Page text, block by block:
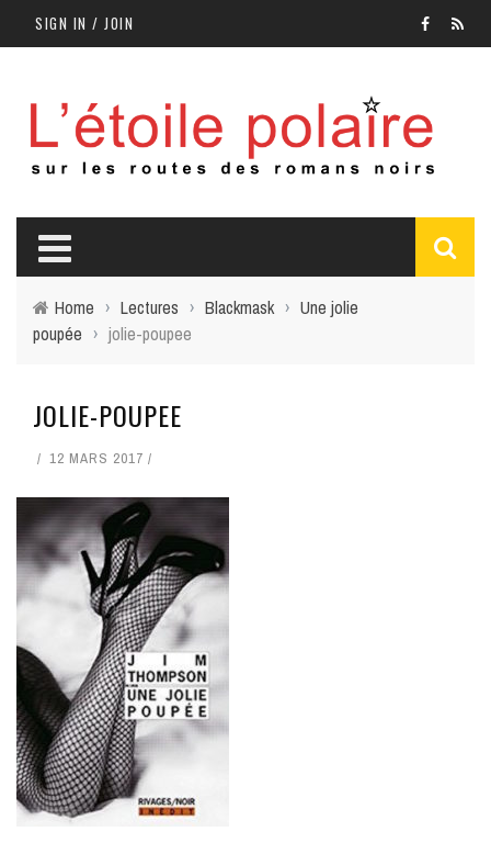
SIGN IN / JOIN
Home › Lectures › Blackmask › Une jolie
poupée › jolie-poupee
JOLIE-POUPEE
12 MARS 2017